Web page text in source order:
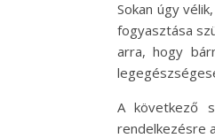
Sokan úgy
fogyasztása
arra, hogy
A következő
rendelkezésre